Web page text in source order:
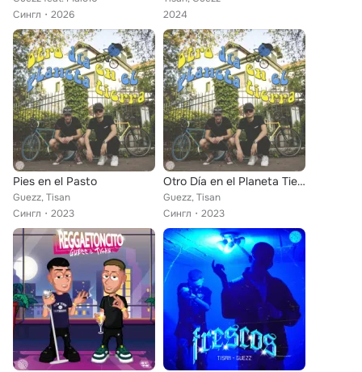
Сингл
2026
2024
Pies en el Pasto
Guezz, Tisan
Сингл
2023
Otro Día en el Planeta Tierra
Guezz, Tisan
Сингл
2023